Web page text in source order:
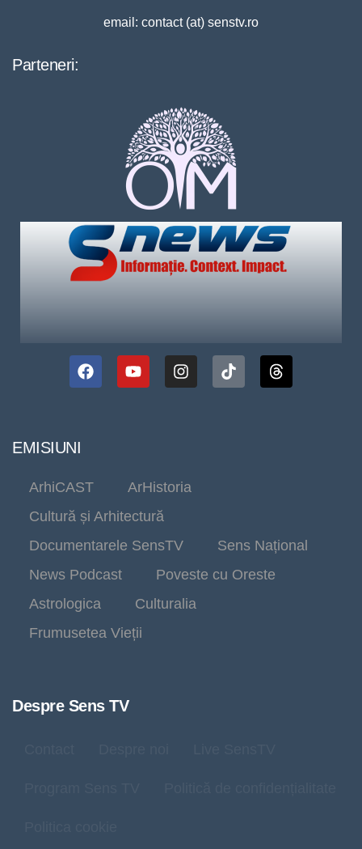
email: contact (at) senstv.ro
Parteneri:
EMISIUNI
ArhiCAST
ArHistoria
Cultură și Arhitectură
Documentarele SensTV
Sens Național
News Podcast
Poveste cu Oreste
Astrologica
Culturalia
Frumusetea Vieții
Despre Sens TV